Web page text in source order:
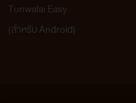
Tunwalai Easy
(สำหรับ Android)